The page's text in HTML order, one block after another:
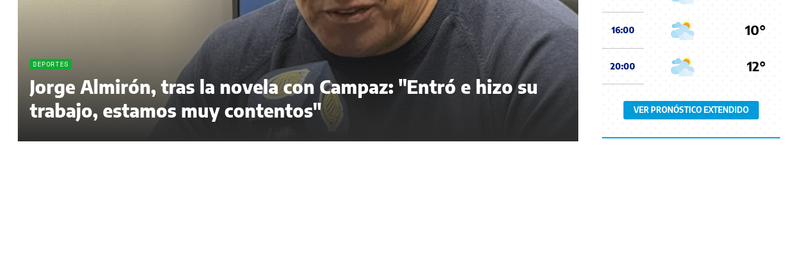
DEPORTES
Jorge Almirón, tras la novela con Campaz: "Entró e hizo su
trabajo, estamos muy contentos"
16:00 10°
20:00 12°
VER PRONÓSTICO EXTENDIDO